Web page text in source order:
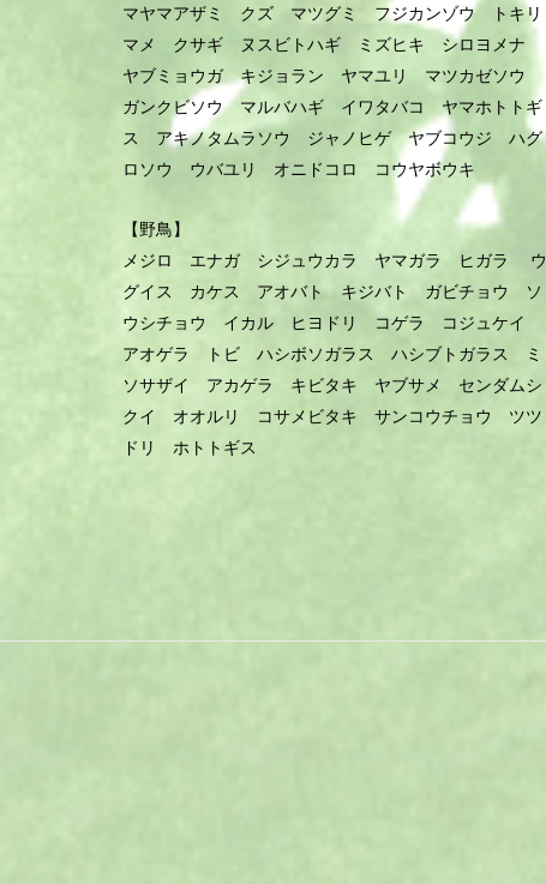
マヤマアザミ クズ マツグミ フジカンゾウ トキリ
マメ クサギ ヌスビトハギ ミズヒキ シロヨメナ
ヤブミョウガ キジョラン ヤマユリ マツカゼソウ
ガンクビソウ マルバハギ イワタバコ ヤマホトトギ
ス アキノタムラソウ ジャノヒゲ ヤブコウジ ハグ
ロソウ ウバユリ オニドコロ コウヤボウキ
【野鳥】
メジロ エナガ シジュウカラ ヤマガラ ヒガラ ウ
グイス カケス アオバト キジバト ガビチョウ ソ
ウシチョウ イカル ヒヨドリ コゲラ コジュケイ
アオゲラ トビ ハシボソガラス ハシブトガラス ミ
ソサザイ アカゲラ キビタキ ヤブサメ センダムシ
クイ オオルリ コサメビタキ サンコウチョウ ツツ
ドリ ホトトギス